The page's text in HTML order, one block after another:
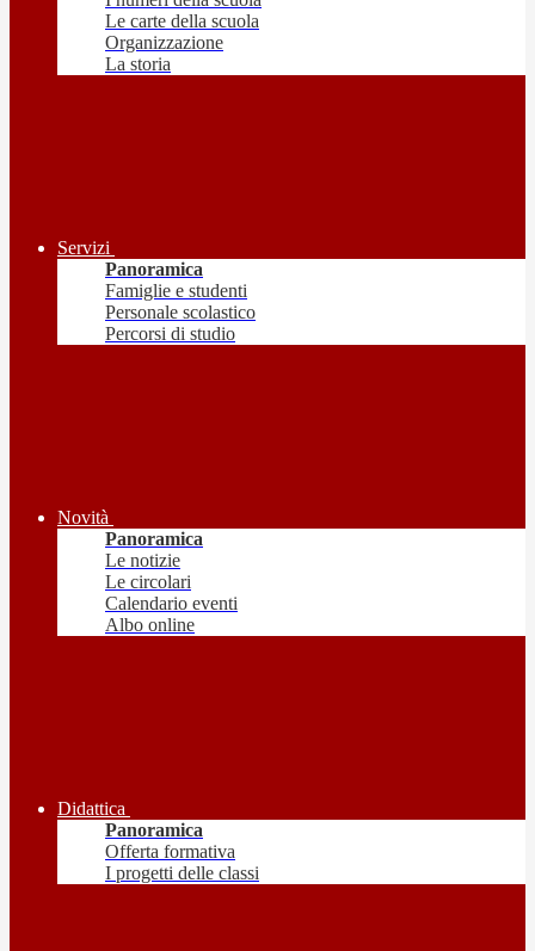
Le carte della scuola
Organizzazione
La storia
Servizi
Panoramica
Famiglie e studenti
Personale scolastico
Percorsi di studio
Novità
Panoramica
Le notizie
Le circolari
Calendario eventi
Albo online
Didattica
Panoramica
Offerta formativa
I progetti delle classi